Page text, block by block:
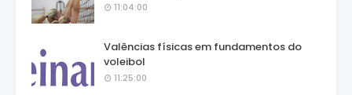
11:04:00
Valências físicas em fundamentos do
voleibol
11:25:00